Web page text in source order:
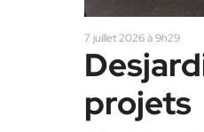
7 juillet 2026 à 9h29
projets